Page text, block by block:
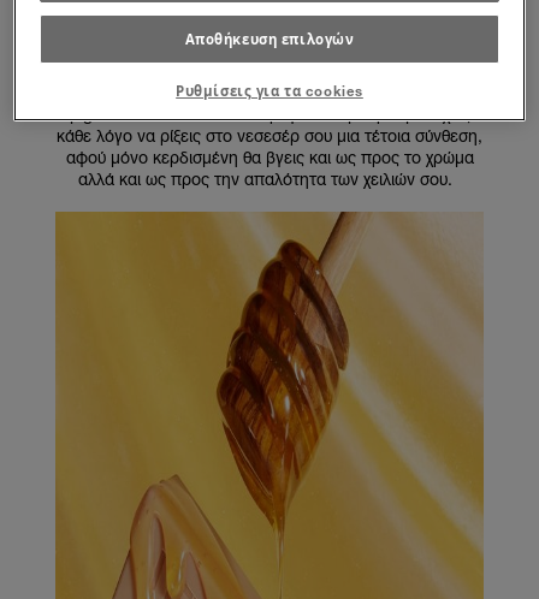
Οι experts εξηγούν πως όταν η επιφάνεια των χειλιών
ζωντάνια του χρώματος, καθώς τα ενυδατωμένα χείλη
ομοιόμορφο καμβά με τον οποίο γίνονται ένα τα
κάθε λόγο να ρίξεις στο νεσεσέρ σου μια τέτοια σύνθεση,
αφού μόνο κερδισμένη θα βγεις και ως προς το χρώμα
αλλά και ως προς την απαλότητα των χειλιών σου.
Αποθήκευση επιλογών
Ρυθμίσεις για τα cookies